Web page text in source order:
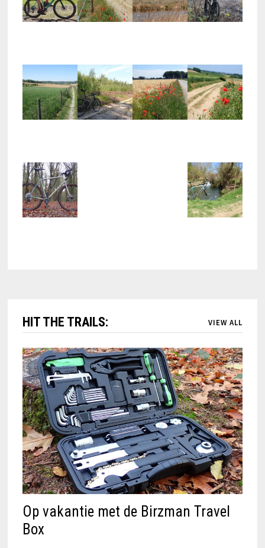
HIT THE TRAILS: VIEW ALL
Op vakantie met de Birzman Travel
Box